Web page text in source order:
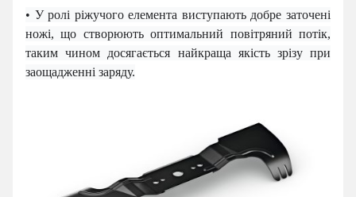
• У ролі ріжучого елемента виступають добре заточені
ножі, що створюютьоптимальний повітряний потік,
таким чином досягається найкраща якість зрізу при
заощадженні заряду.